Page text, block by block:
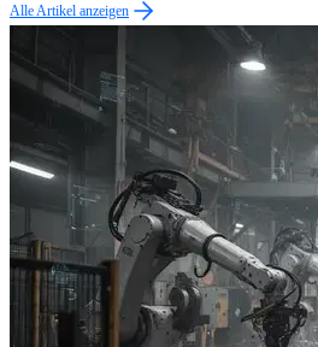
Alle Artikel anzeigen